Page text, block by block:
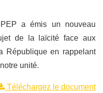
a émis un nouveau
de la laïcité face aux
République en rappelant
unité.
Téléchargez le document